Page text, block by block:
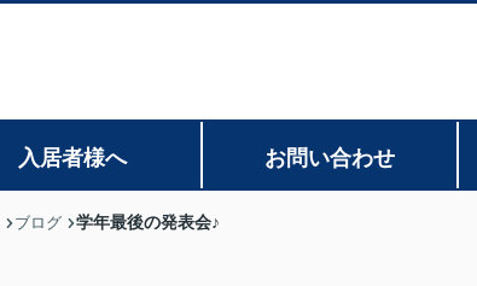
入居者様へ お問い合わせ
ブログ 学年最後の発表会♪